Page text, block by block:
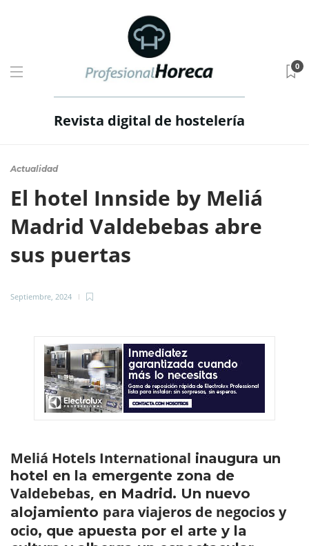
Revista digital de hostelería
0
Actualidad
El hotel Innside by Meliá
Madrid Valdebebas abre
sus puertas
Septiembre, 2024
Meliá Hotels International inaugura un
hotel en la emergente zona de
Valdebebas, en Madrid. Un nuevo
alojamiento para viajeros de negocios y
ocio, que apuesta por el arte y la